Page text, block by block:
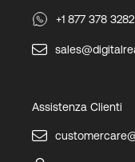
+1 877 378 3282
Assistenza Clienti